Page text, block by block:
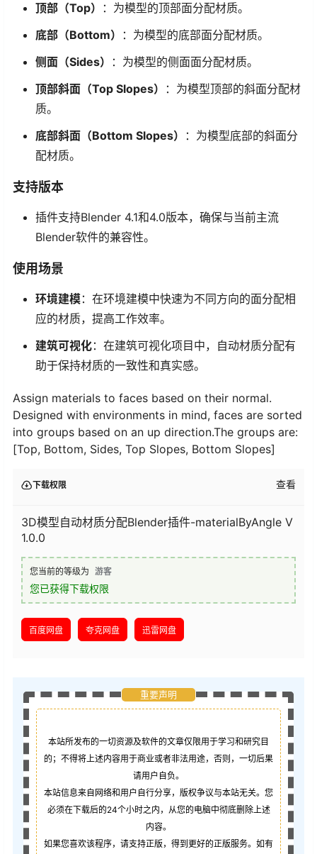
顶部（Top）
：为模型的顶部面分配材质。
底部（Bottom）
：为模型的底部面分配材质。
侧面（Sides）
：为模型的侧面面分配材质。
顶部斜面（Top Slopes）
：为模型顶部的斜面分配材
质。
底部斜面（Bottom Slopes）
：为模型底部的斜面分
配材质。
支持版本
插件支持Blender 4.1和4.0版本，确保与当前主流
Blender软件的兼容性。
使用场景
环境建模：在环境建模中快速为不同方向的面分配相
应的材质，提高工作效率。
建筑可视化：在建筑可视化项目中，自动材质分配有
助于保持材质的一致性和真实感。
Assign materials to faces based on their normal.
Designed with environments in mind, faces are sorted
into groups based on an up direction.The groups are:
[Top, Bottom, Sides, Top Slopes, Bottom Slopes]
下载权限 查看
3D模型自动材质分配Blender插件-materialByAngle V
1.0.0
您当前的等级为 游客
您已获得下载权限
百度网盘 夸克网盘 迅雷网盘
重要声明
本站所发布的一切资源及软件的文章仅限用于学习和研究目
的；不得将上述内容用于商业或者非法用途，否则，一切后果
请用户自负。
本站信息来自网络和用户自行分享，版权争议与本站无关。您
必须在下载后的24个小时之内，从您的电脑中彻底删除上述
内容。
如果您喜欢该程序，请支持正版，得到更好的正版服务。如有